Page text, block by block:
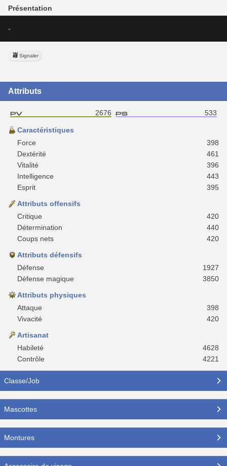
Présentation
-
Signaler
Attributs
2676 533
Caractéristiques
Force
398
Dextérité
461
Vitalité
396
Intelligence
443
Esprit
395
Attributs offensifs
Critique
420
Détermination
440
Coups nets
420
Attributs défensifs
Défense
1927
Défense magique
3850
Attributs physiques
Attaque
398
Vivacité
420
Artisanat
Habileté
4628
Contrôle
4221
Classe/Job
Mascottes
Montures